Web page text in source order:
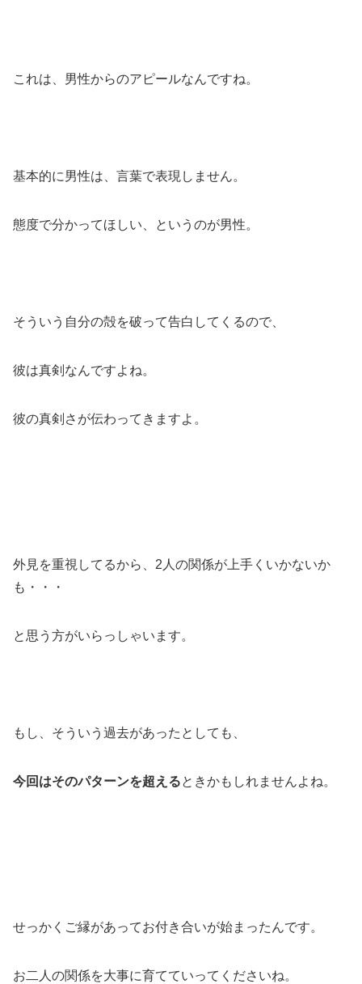
これは、男性からのアピールなんですね。
基本的に男性は、言葉で表現しません。
態度で分かってほしい、というのが男性。
そういう自分の殻を破って告白してくるので、
彼は真剣なんですよね。
彼の真剣さが伝わってきますよ。
外見を重視してるから、2人の関係が上手くいかないか
も・・・
と思う方がいらっしゃいます。
もし、そういう過去があったとしても、
今回はそのパターンを超えるときかもしれませんよね。
せっかくご縁があってお付き合いが始まったんです。
お二人の関係を大事に育てていってくださいね。